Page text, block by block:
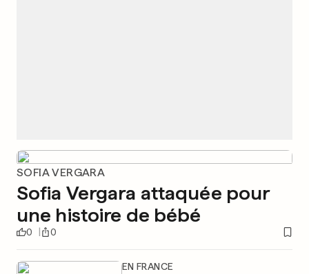
SOFIA VERGARA
Sofia Vergara attaquée pour
une histoire de bébé
0 0
EN FRANCE